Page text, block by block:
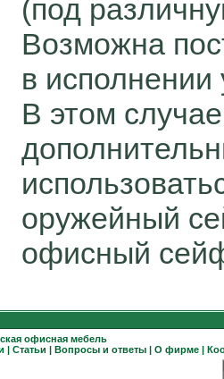
(под
Возможна
в
В этом
оружейный
офисный
офисная мебель
| Статьи | Вопросы и ответы | О фирме |